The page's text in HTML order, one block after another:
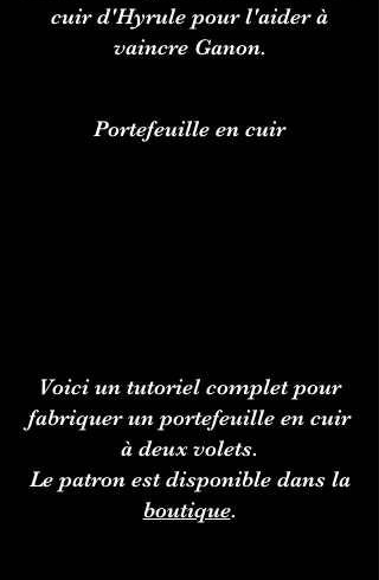
cuir d'Hyrule pour l'aider à
vaincre Ganon.
Portefeuille en cuir
Voici un tutoriel complet pour
fabriquer un portefeuille en cuir
à deux volets.
Le patron est disponible dans la
boutique.